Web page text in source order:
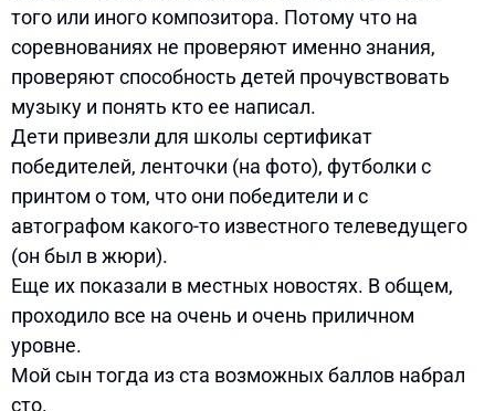
того или иного композитора. Потому что на
соревнованиях не проверяют именно знания,
проверяют способность детей прочувствовать
музыку и понять кто ее написал.
Дети привезли для школы сертификат
победителей, ленточки (на фото), футболки с
принтом о том, что они победители и с
автографом какого-то известного телеведущего
(он был в жюри).
Еще их показали в местных новостях. В общем,
проходило все на очень и очень приличном
уровне.
Мой сын тогда из ста возможных баллов набрал
сто.